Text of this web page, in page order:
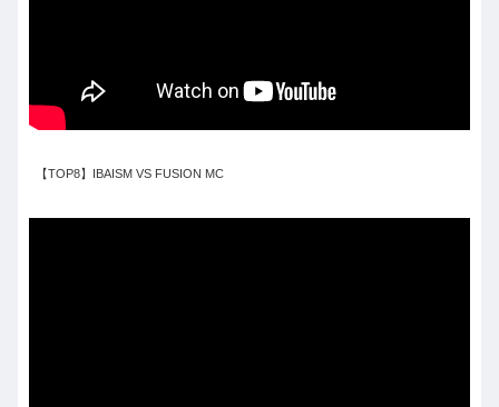
【TOP8】IBAISM VS FUSION MC